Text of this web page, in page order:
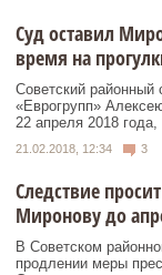
Суд оставил
время на
Советский районный
«Еврогрупп»
22 апреля 2018
21.02.2018, 12:34 3
Следствие
Миронову до
В Советском
продлении меры